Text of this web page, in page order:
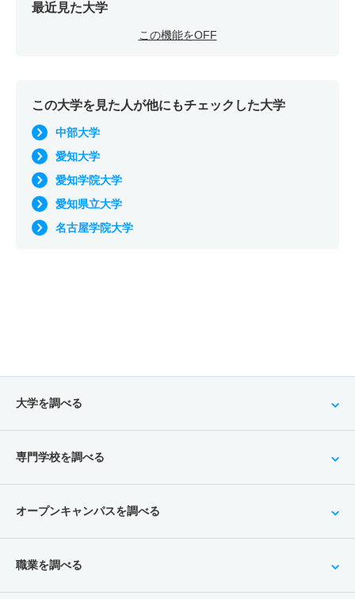
最近見た大学
この機能をOFF
この大学を見た人が他にもチェックした大学
中部大学
愛知大学
愛知学院大学
愛知県立大学
名古屋学院大学
大学を調べる
専門学校を調べる
オープンキャンパスを調べる
職業を調べる